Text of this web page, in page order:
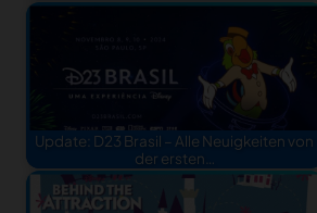
Update: D23 Brasil – Alle Neuigkeiten von
der ersten…